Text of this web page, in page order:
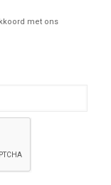
met ons